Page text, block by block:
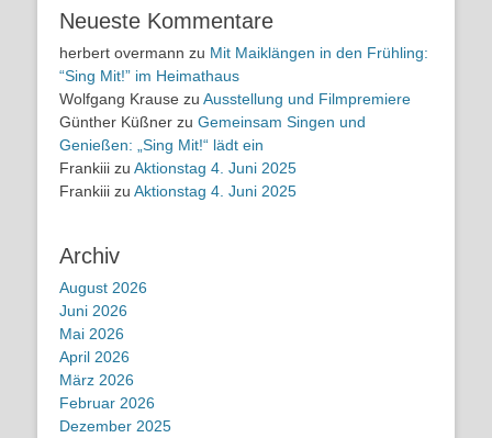
Neueste Kommentare
herbert overmann zu Mit Maiklängen in den Frühling:
“Sing Mit!” im Heimathaus
Wolfgang Krause zu Ausstellung und Filmpremiere
Günther Küßner zu Gemeinsam Singen und
Genießen: „Sing Mit!“ lädt ein
Frankiii zu Aktionstag 4. Juni 2025
Frankiii zu Aktionstag 4. Juni 2025
Archiv
August 2026
Juni 2026
Mai 2026
April 2026
März 2026
Februar 2026
Dezember 2025